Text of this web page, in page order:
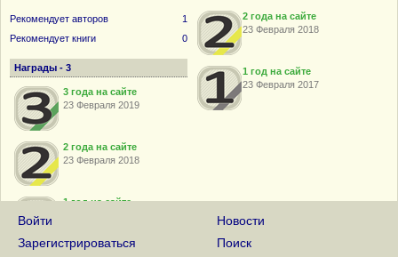
Рекомендует авторов
1
Рекомендует книги
0
Награды - 3
3 года на сайте
23 Февраля 2019
2 года на сайте
23 Февраля 2018
1 год на сайте
2 года на сайте
23 Февраля 2018
1 год на сайте
23 Февраля 2017
Войти
Зарегистрироваться
Новости
Поиск